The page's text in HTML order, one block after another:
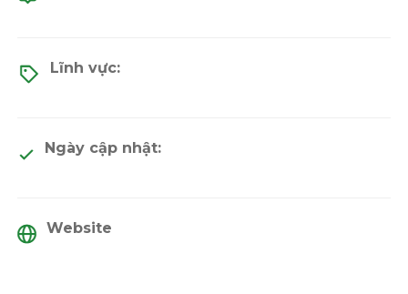
Lĩnh vực:
Ngày cập nhật:
Website